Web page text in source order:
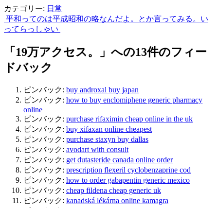
カテゴリー: 日常
投
稿
ナ
ビ
平和ってのは平成昭和の略なんだよ。とか言ってみる。 い
ってらっしゃい
「 19万アクセス。
」への13件のフィー
ドバック
ピンバック: buy androxal buy japan
ピンバック: how to buy enclomiphene generic pharmacy
online
ピンバック: purchase rifaximin cheap online in the uk
ピンバック: buy xifaxan online cheapest
ピンバック: purchase staxyn buy dallas
ピンバック: avodart with consult
ピンバック: get dutasteride canada online order
ピンバック: prescription flexeril cyclobenzaprine cod
ピンバック: how to order gabapentin generic mexico
ピンバック: cheap fildena cheap generic uk
ピンバック: kanadská lékárna online kamagra